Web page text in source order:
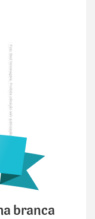
branca